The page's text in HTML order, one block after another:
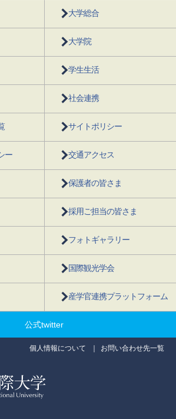
大学総合
大学院
学生生活
社会連携
サイトポリシー
ー 交通アクセス
保護者の皆さま
採用ご担当の皆さま
フォトギャラリー
国際観光学会
産学官連携プラットフォーム
公式twitter
個人情報について お問い合わせ先一覧